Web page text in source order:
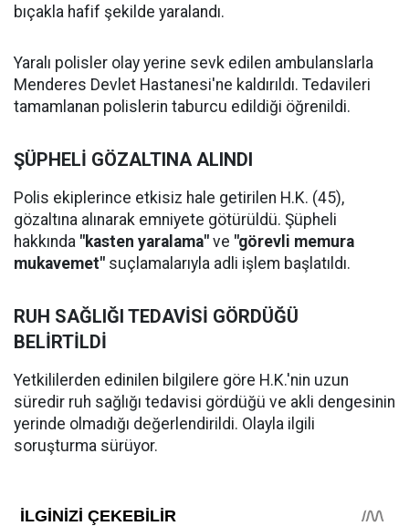
bıçakla hafif şekilde yaralandı.
Yaralı polisler olay yerine sevk edilen ambulanslarla
Menderes Devlet Hastanesi'ne kaldırıldı. Tedavileri
tamamlanan polislerin taburcu edildiği öğrenildi.
ŞÜPHELİ GÖZALTINA ALINDI
Polis ekiplerince etkisiz hale getirilen H.K. (45),
gözaltına alınarak emniyete götürüldü. Şüpheli
hakkında "kasten yaralama" ve "görevli memura
mukavemet" suçlamalarıyla adli işlem başlatıldı.
RUH SAĞLIĞI TEDAVİSİ GÖRDÜĞÜ
BELİRTİLDİ
Yetkililerden edinilen bilgilere göre H.K.'nin uzun
süredir ruh sağlığı tedavisi gördüğü ve akli dengesinin
yerinde olmadığı değerlendirildi. Olayla ilgili
soruşturma sürüyor.